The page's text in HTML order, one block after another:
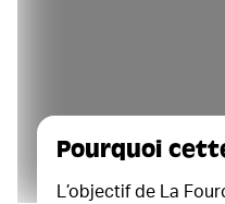
Pourquoi
L’objectif de La